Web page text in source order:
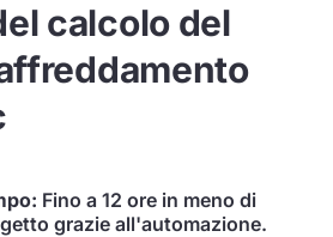
calcolo del
Fino a 12 ore in meno di
grazie all'automazione.